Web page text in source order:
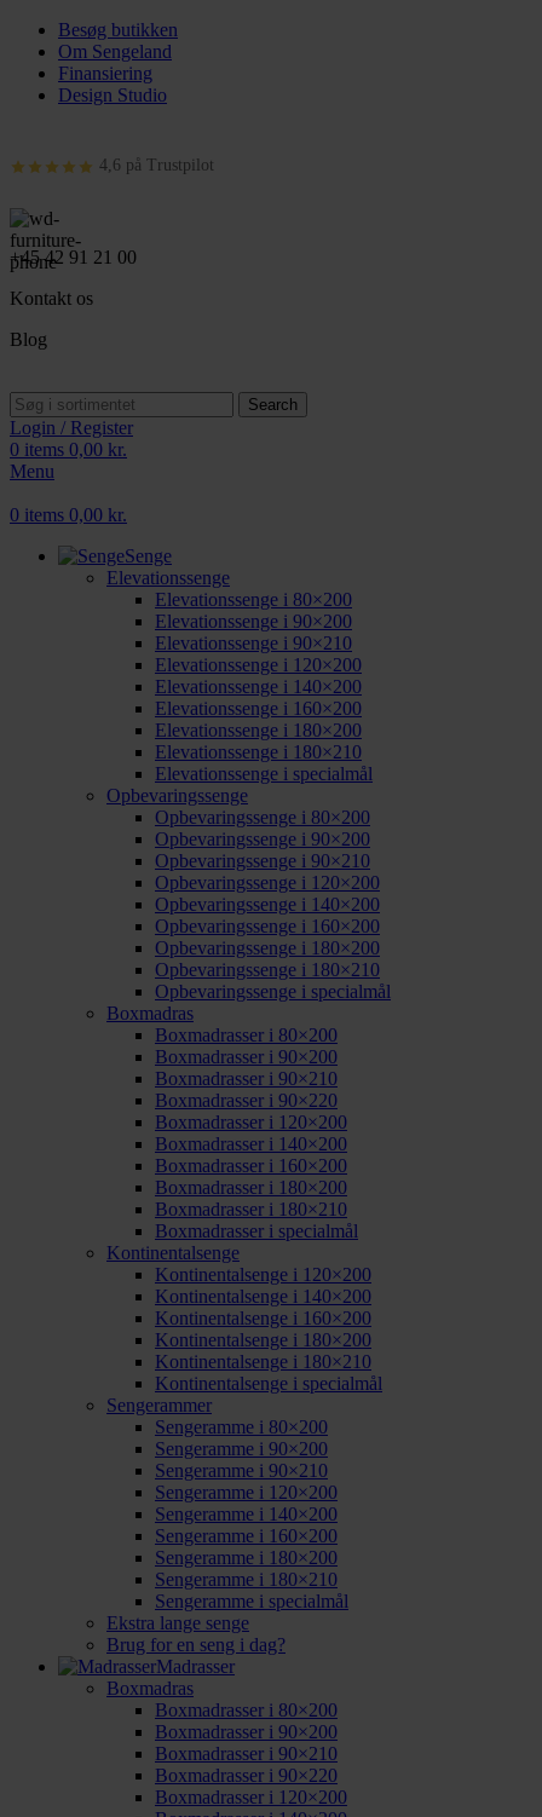
Besøg butikken
Om Sengeland
Finansiering
Design Studio
4,6 på Trustpilot
+45 42 91 21 00
Kontakt os
Blog
Search
Login / Register
0 items 0,00 kr.
Menu
0 items 0,00 kr.
Senge
Elevationssenge
Elevationssenge i 80×200
Elevationssenge i 90×200
Elevationssenge i 90×210
Elevationssenge i 120×200
Elevationssenge i 140×200
Elevationssenge i 160×200
Elevationssenge i 180×200
Elevationssenge i 180×210
Elevationssenge i specialmål
Opbevaringssenge
Opbevaringssenge i 80×200
Opbevaringssenge i 90×200
Opbevaringssenge i 90×210
Opbevaringssenge i 120×200
Opbevaringssenge i 140×200
Opbevaringssenge i 160×200
Opbevaringssenge i 180×200
Opbevaringssenge i 180×210
Opbevaringssenge i specialmål
Boxmadras
Boxmadrasser i 80×200
Boxmadrasser i 90×200
Boxmadrasser i 90×210
Boxmadrasser i 90×220
Boxmadrasser i 120×200
Boxmadrasser i 140×200
Boxmadrasser i 160×200
Boxmadrasser i 180×200
Boxmadrasser i 180×210
Boxmadrasser i specialmål
Kontinentalsenge
Kontinentalsenge i 120×200
Kontinentalsenge i 140×200
Kontinentalsenge i 160×200
Kontinentalsenge i 180×200
Kontinentalsenge i 180×210
Kontinentalsenge i specialmål
Sengerammer
Sengeramme i 80×200
Sengeramme i 90×200
Sengeramme i 90×210
Sengeramme i 120×200
Sengeramme i 140×200
Sengeramme i 160×200
Sengeramme i 180×200
Sengeramme i 180×210
Sengeramme i specialmål
Ekstra lange senge
Brug for en seng i dag?
Madrasser
Boxmadras
Boxmadrasser i 80×200
Boxmadrasser i 90×200
Boxmadrasser i 90×210
Boxmadrasser i 90×220
Boxmadrasser i 120×200